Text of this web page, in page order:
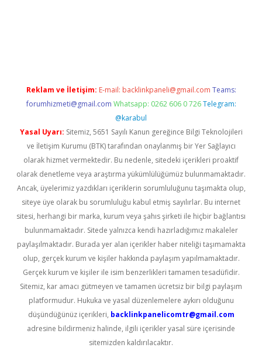
Reklam ve İletişim: E-mail: backlinkpaneli@gmail.com Teams:
forumhizmeti@gmail.com Whatsapp: 0262 606 0 726 Telegram:
@karabul
Yasal Uyarı: Sitemiz, 5651 Sayılı Kanun gereğince Bilgi Teknolojileri
ve İletişim Kurumu (BTK) tarafından onaylanmış bir Yer Sağlayıcı
olarak hizmet vermektedir. Bu nedenle, sitedeki içerikleri proaktif
olarak denetleme veya araştırma yükümlülüğümüz bulunmamaktadır.
Ancak, üyelerimiz yazdıkları içeriklerin sorumluluğunu taşımakta olup,
siteye üye olarak bu sorumluluğu kabul etmiş sayılırlar. Bu internet
sitesi, herhangi bir marka, kurum veya şahıs şirketi ile hiçbir bağlantısı
bulunmamaktadır. Sitede yalnızca kendi hazırladığımız makaleler
paylaşılmaktadır. Burada yer alan içerikler haber niteliği taşımamakta
olup, gerçek kurum ve kişiler hakkında paylaşım yapılmamaktadır.
Gerçek kurum ve kişiler ile isim benzerlikleri tamamen tesadüfidir.
Sitemiz, kar amacı gütmeyen ve tamamen ücretsiz bir bilgi paylaşım
platformudur. Hukuka ve yasal düzenlemelere aykırı olduğunu
düşündüğünüz içerikleri, backlinkpanelicomtr@gmail.com
adresine bildirmeniz halinde, ilgili içerikler yasal süre içerisinde
sitemizden kaldırılacaktır.